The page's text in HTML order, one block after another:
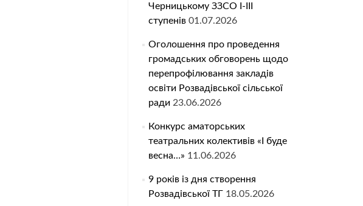
Черницькому ЗЗСО І-ІІІ
ступенів 01.07.2026
Оголошення про проведення
громадських обговорень щодо
перепрофілювання закладів
освіти Розвадівської сільської
ради 23.06.2026
Конкурс аматорських
театральних колективів «І буде
весна…» 11.06.2026
9 років із дня створення
Розвадівської ТГ 18.05.2026